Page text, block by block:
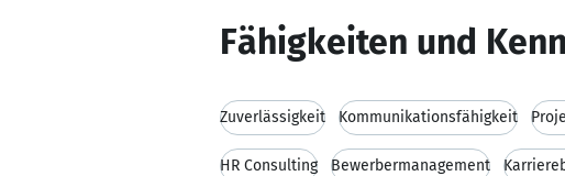
Fähigkeiten und
Zuverlässigkeit Kommunikationsfähigkeit
HR Consulting Bewerbermanagement